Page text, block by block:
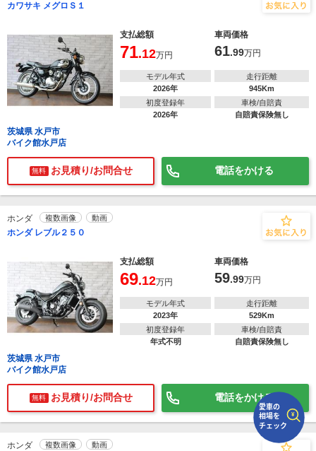
カワサキ メグロＳ１
支払総額 車両価格
71.12万円 61.99万円
モデル年式
2026年
走行距離
945Km
初度登録年
2026年
車検/自賠責
自賠責保険無し
茨城県 水戸市
バイク館水戸店
無料 お見積り/お問合せ 電話をかける
ホンダ 複数画像 動画
ホンダ レブル２５０
支払総額 車両価格
69.12万円 59.99万円
モデル年式
2023年
走行距離
529Km
初度登録年
年式不明
車検/自賠責
自賠責保険無し
茨城県 水戸市
バイク館水戸店
無料 お見積り/お問合せ 電話をかける
ホンダ 複数画像 動画
相場をチェック！
車種選択するだけ、かんたん相場検索
車種
走行距離(任意)